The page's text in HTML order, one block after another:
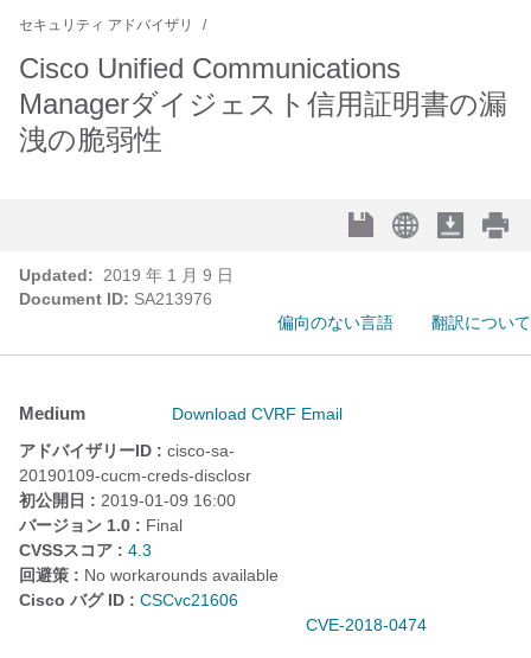
セキュリティ アドバイザリ
Cisco Unified Communications
Managerダイジェスト信用証明書の漏
洩の脆弱性
Updated:
2019 年 1 月 9 日
Document ID: SA213976
偏向のない言語
翻訳について
Medium Download CVRF Email
アドバイザリーID : cisco-sa-
20190109-cucm-creds-disclosr
初公開日 : 2019-01-09 16:00
バージョン 1.0 : Final
CVSSスコア : 4.3
回避策 : No workarounds available
Cisco バグ ID : CSCvc21606
CVE-2018-0474